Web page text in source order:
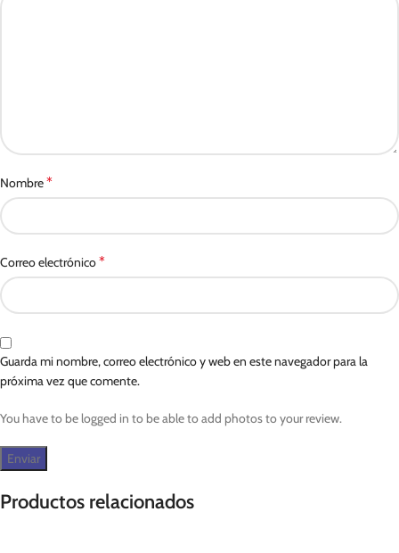
Nombre*
Correo electrónico*
Guarda mi nombre, correo electrónico y web en este navegador para la
próxima vez que comente.
You have to be logged in to be able to add photos to your review.
Productos relacionados